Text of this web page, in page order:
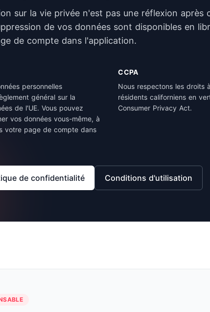
sur la vie privée n'est pas une réflexion après
de vos données sont disponibles en
de compte dans l'application.
personnelles
général sur la
de l'UE. Vous pouvez
vos données vous-même, à
votre page de compte dans
CCPA
Nous respectons les droits
résidents californiens en
Consumer Privacy Act.
de confidentialité Conditions d'utilisation